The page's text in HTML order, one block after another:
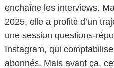
enchaîne les interviews.
2025, elle a profité d’un
une session questions-
Instagram, qui
abonnés. Mais avant ça,